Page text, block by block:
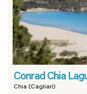
Conrad Chia
Chia (Cagliari)